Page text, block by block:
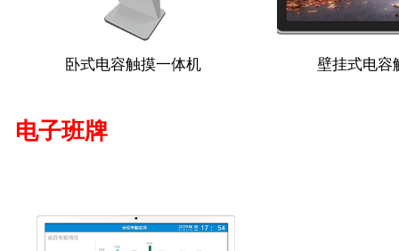
卧式电容触摸一体机 壁挂式电容
电子班牌